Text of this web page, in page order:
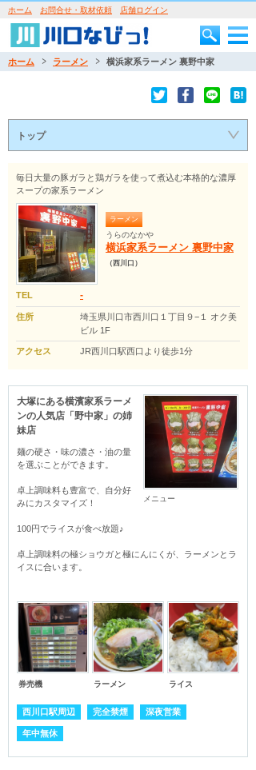
ホーム お問合せ・取材依頼 店舗ログイン
ホーム ラーメン 横浜家系ラーメン 裏野中家
トップ
毎日大量の豚ガラと鶏ガラを使って煮込む本格的な濃厚
スープの家系ラーメン
ラーメン
うらのなかや
横浜家系ラーメン 裏野中家
（西川口）
TEL -
住所
埼玉県川口市西川口１丁目９−１ オク美
ビル 1F
アクセス JR西川口駅西口より徒歩1分
メニュー
大塚にある横濱家系ラーメ
ンの人気店「野中家」の姉
妹店
麺の硬さ・味の濃さ・油の量
を選ぶことができます。
卓上調味料も豊富で、自分好
みにカスタマイズ！
100円でライスが食べ放題♪
卓上調味料の極ショウガと極にんにくが、ラーメンとラ
イスに合います。
券売機 ラーメン ライス
西川口駅周辺 完全禁煙 深夜営業
年中無休